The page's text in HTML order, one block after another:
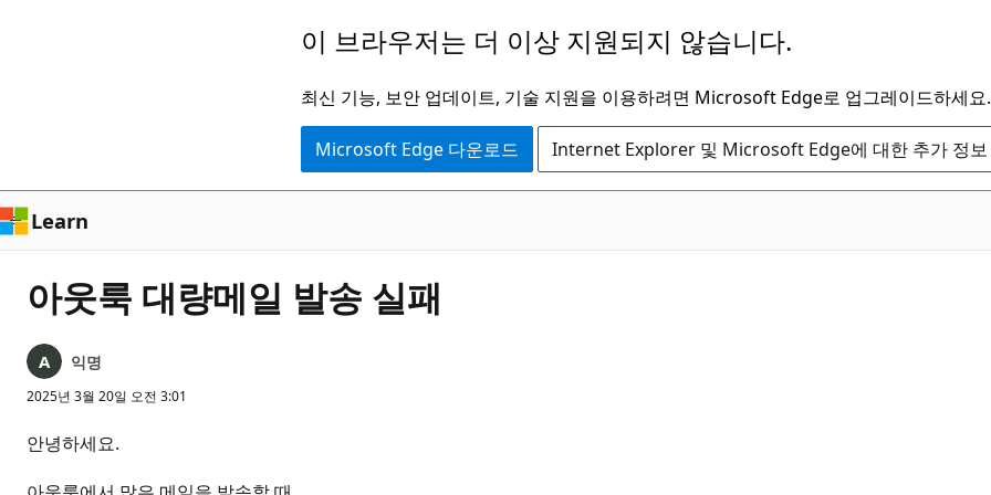
로
건
너
기
이 브라우저는 더 이상 지원되지 않습니다.
최신 기능, 보안 업데이트, 기술 지원을 이용하려면 Microsoft Edge로 업그레이드하세요.
Microsoft Edge 다운로드 Internet Explorer 및 Microsoft Edge에 대한 추가 정보
Learn
아웃룩 대량메일 발송 실패
익명
2025년 3월 20일 오전 3:01
안녕하세요.